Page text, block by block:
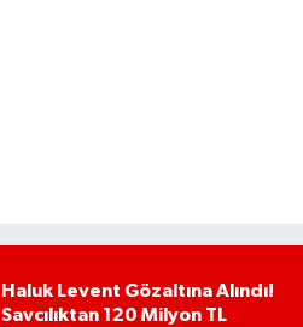
Haluk Levent Gözaltına Alındı!
Savcılıktan 120 Milyon TL